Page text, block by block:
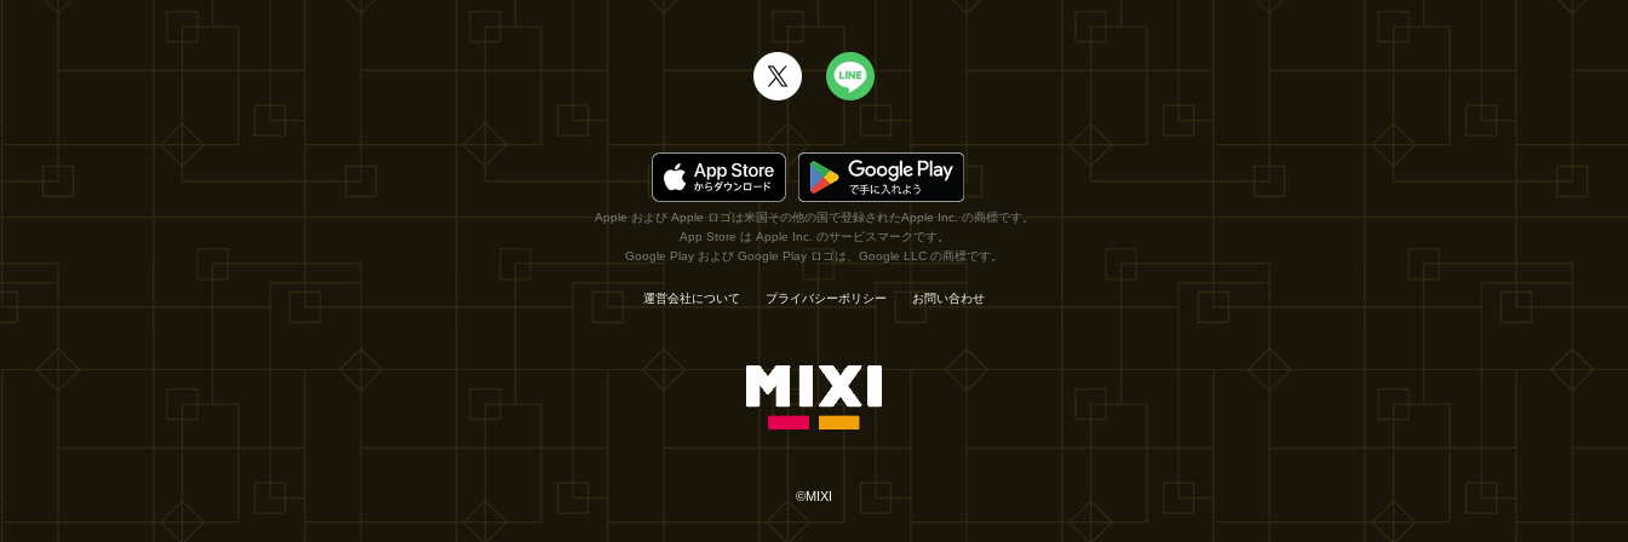
Apple および Apple ロゴは米国その他の国で登録されたApple Inc. の商標です。
App Store は Apple Inc. のサービスマークです。
Google Play および Google Play ロゴは、Google LLC の商標です。
運営会社について プライバシーポリシー お問い合わせ
©MIXI